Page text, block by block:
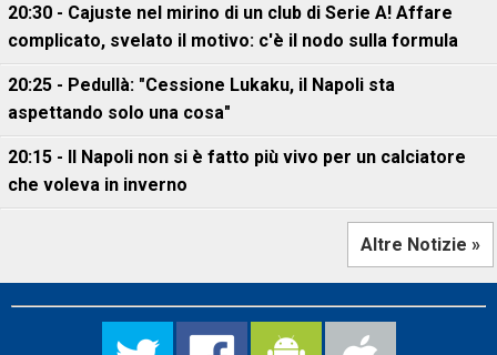
20:30 - Cajuste nel mirino di un club di Serie A! Affare
complicato, svelato il motivo: c'è il nodo sulla formula
20:25 - Pedullà: "Cessione Lukaku, il Napoli sta
aspettando solo una cosa"
20:15 - Il Napoli non si è fatto più vivo per un calciatore
che voleva in inverno
Altre Notizie »